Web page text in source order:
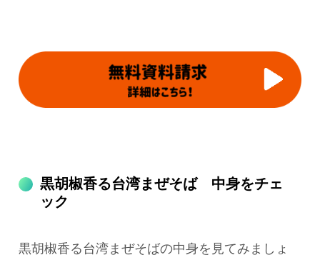
黒胡椒香る台湾まぜそば 中身をチェ
ック
黒胡椒香る台湾まぜそばの中身を見てみましょ